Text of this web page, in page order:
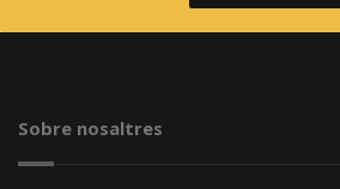
Sobre nosaltres